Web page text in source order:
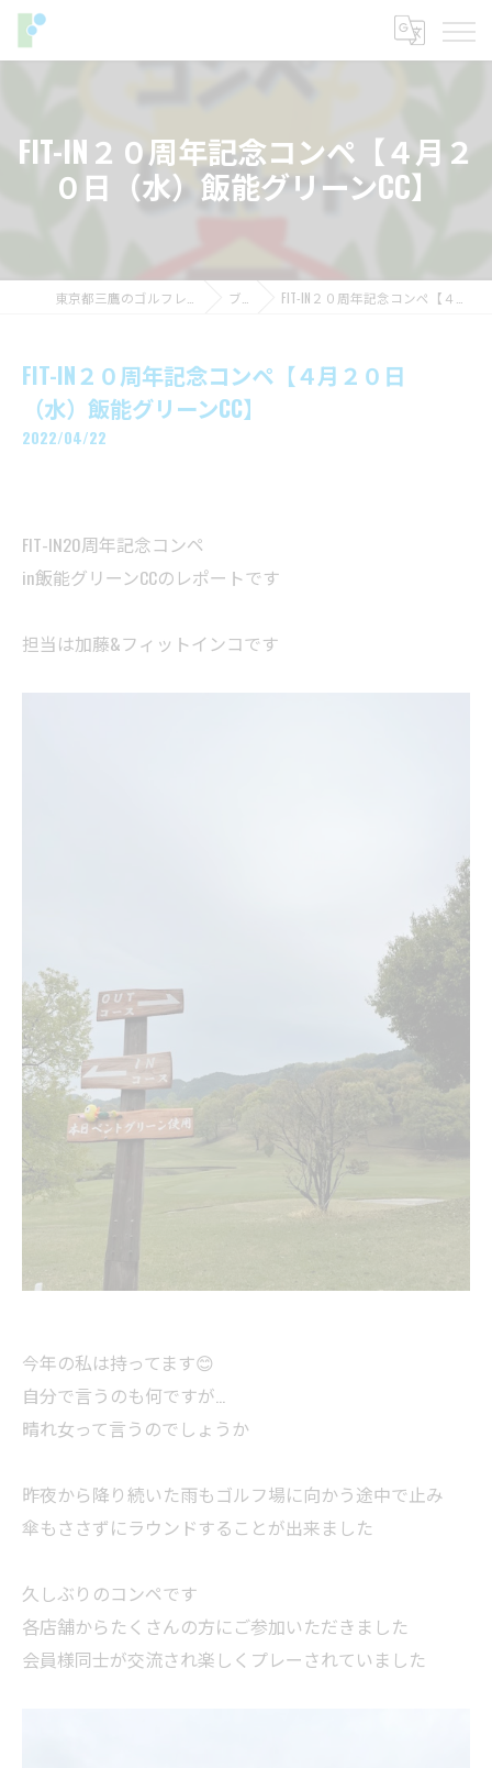
FIT-IN２０周年記念コンペ【４月２
０日（水）飯能グリーンCC】
ブログ FIT-IN２０周年記念コンペ【４月２０日（水）飯能グリーンCC】
FIT-IN２０周年記念コンペ【４月２０日
（水）飯能グリーンCC】
2022/04/22
FIT-IN20周年記念コンペ
in飯能グリーンCCのレポートです
担当は加藤&フィットインコです
今年の私は持ってます😊
自分で言うのも何ですが…
晴れ女って言うのでしょうか
昨夜から降り続いた雨もゴルフ場に向かう途中で止み
傘もささずにラウンドすることが出来ました
久しぶりのコンペです
各店舗からたくさんの方にご参加いただきました
会員様同士が交流され楽しくプレーされていました